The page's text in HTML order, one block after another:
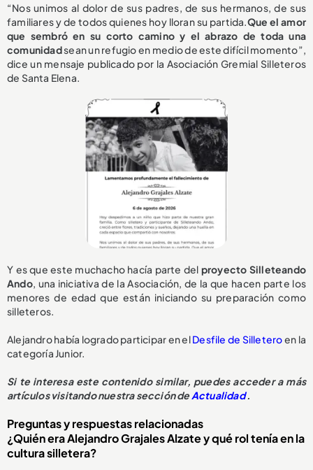
“Nos unimos al dolor de sus padres, de sus hermanos, de sus
familiares y de todos quienes hoy lloran su partida.Que el amor
que sembró en su corto camino y el abrazo de toda una
comunidadsean un refugio en medio de este difícil momento”,
dice un mensaje publicado por la Asociación Gremial Silleteros
de Santa Elena.
Y es que este muchacho hacía parte del proyecto Silleteando
Ando, una iniciativa de la Asociación, de la que hacen parte los
menores de edad que están iniciando su preparación como
silleteros.
Alejandro había logrado participar en elDesfile de Silleteroen la
categoría Junior.
Si te interesa este contenido similar, puedes acceder a más
artículos visitando nuestra sección deActualidad.
Preguntas y respuestas relacionadas
¿Quién era Alejandro Grajales Alzate y qué rol tenía en la
cultura silletera?